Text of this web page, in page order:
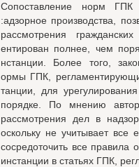
Сопоставление норм
:адзорное производства,
рассмотрения
ентирован полнее, чем
нстанции. Более того,
ормы ГПК,
танции, для
порядке. По мнению
рассмотрения дел в
оскольку не учитывает
сосредоточить все правила
инстанции в статьях ГПК,